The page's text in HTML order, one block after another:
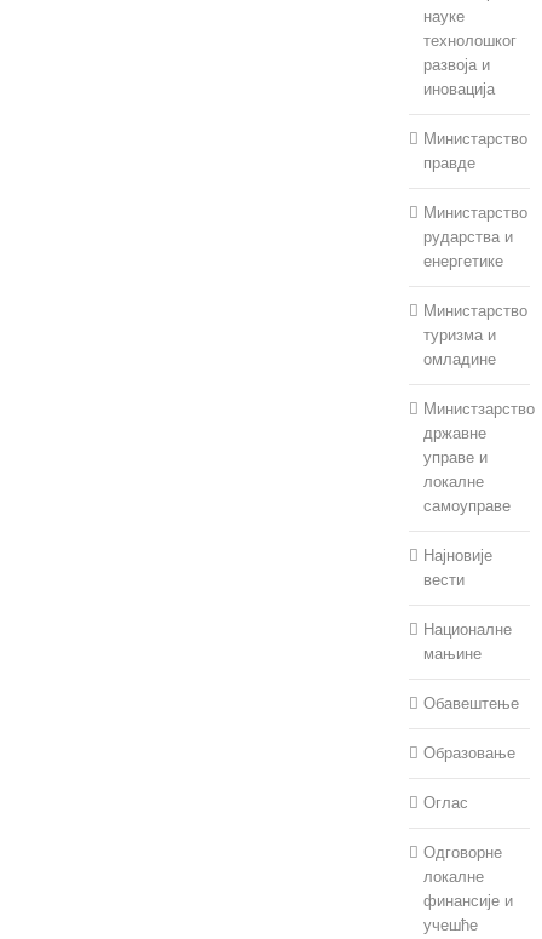
науке
технолошког
развоја и
иновација
Министарство
правде
Министарство
рударства и
енергетике
Министарство
туризма и
омладине
Министзарство
државне
управе и
локалне
самоуправе
Најновије
вести
Националне
мањине
Обавештење
Образовање
Оглас
Одговорне
локалне
финансије и
учешће